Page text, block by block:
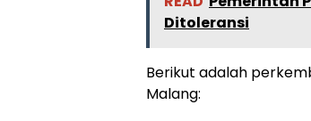
Ditoleransi
Berikut adalah
Malang: